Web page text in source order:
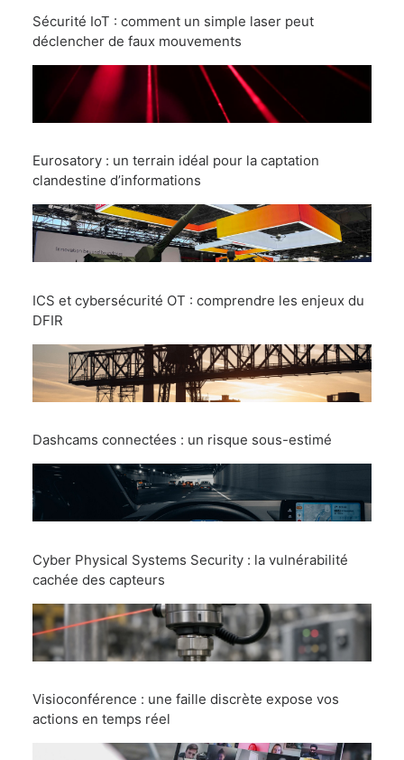
Sécurité IoT : comment un simple laser peut
déclencher de faux mouvements
Eurosatory : un terrain idéal pour la captation
clandestine d’informations
ICS et cybersécurité OT : comprendre les enjeux du
DFIR
Dashcams connectées : un risque sous-estimé
Cyber Physical Systems Security : la vulnérabilité
cachée des capteurs
Visioconférence : une faille discrète expose vos
actions en temps réel